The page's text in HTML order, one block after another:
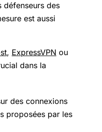
défenseurs des
est aussi
, ExpressVPN ou
dans la
des connexions
proposées par les